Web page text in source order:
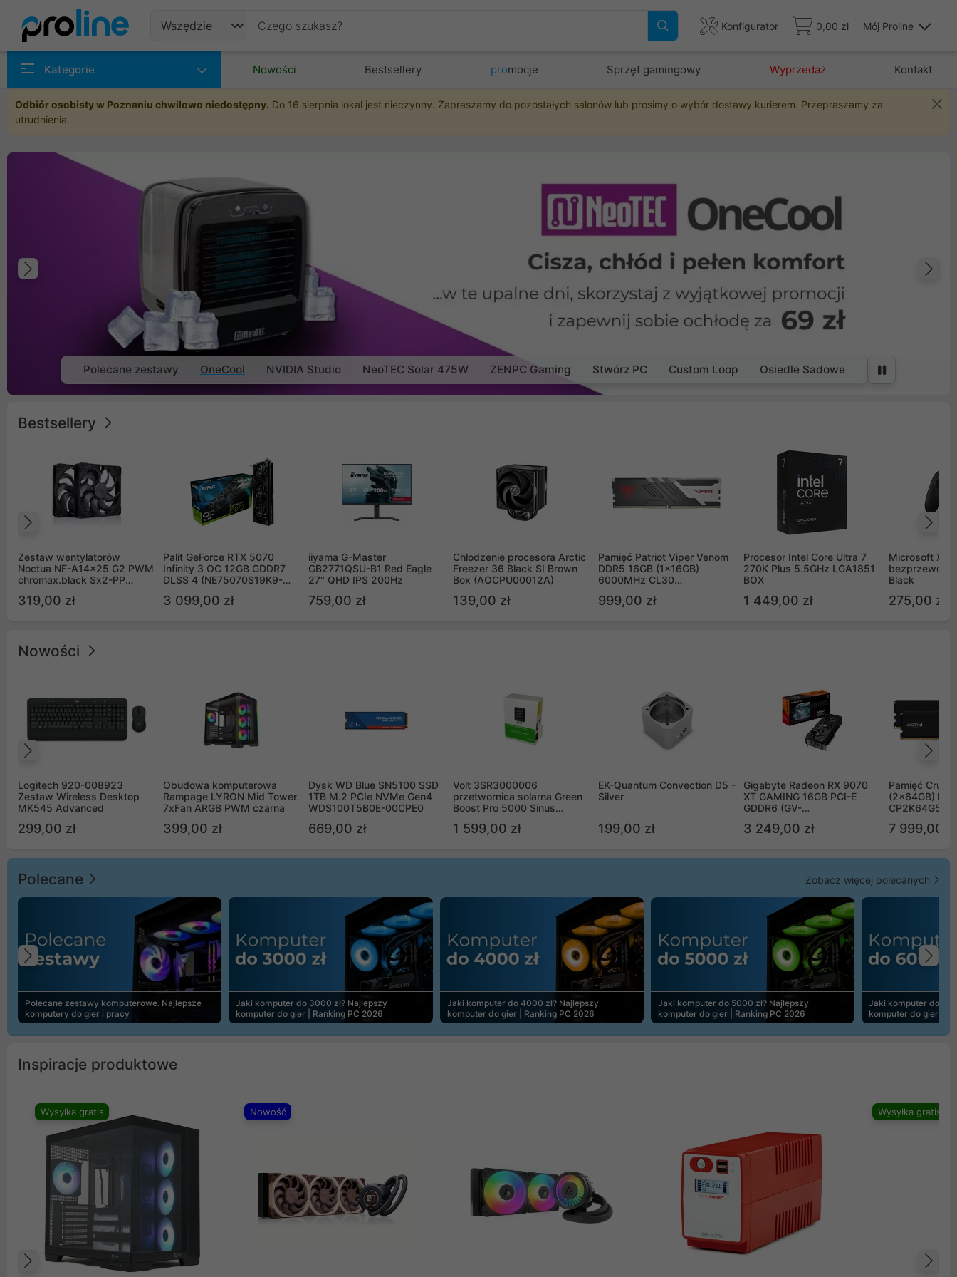
Konfigurator 0,00 zł Mój Proline
Kategorie Nowości Bestsellery promocje Sprzęt gamingowy Wyprzedaż Kontakt
Odbiór osobisty w Poznaniu chwilowo niedostępny. Do 16 sierpnia lokal jest nieczynny. Zapraszamy do pozostałych salonów lub prosimy o wybór dostawy kurierem. Przepraszamy za
utrudnienia.
Poprzedni
Polecane zestawy OneCool NVIDIA Studio NeoTEC Solar 475W ZENPC Gaming Stwórz PC Custom Loop Osiedle Sadowe
Bestsellery
Zestaw wentylatorów
Noctua NF-A14x25 G2 PWM
chromax.black Sx2-PP
(2szt)
319,00 zł
Palit GeForce RTX 5070
Infinity 3 OC 12GB GDDR7
DLSS 4 (NE75070S19K9-
3 099,00 zł
iiyama G-Master
GB2771QSU-B1 Red Eagle
27" QHD IPS 200Hz
759,00 zł
Chłodzenie procesora Arctic
Freezer 36 Black SI Brown
Box (AOCPU00012A)
139,00 zł
Pamięć Patriot Viper Venom
DDR5 16GB (1x16GB)
6000MHz CL30
999,00 zł
Procesor Intel Core Ultra 7
270K Plus 5.5GHz LGA1851
BOX
1 449,00 zł
Microsoft
Black
275,00 zł
Nowości
Logitech 920-008923
Zestaw Wireless Desktop
MK545 Advanced
299,00 zł
Obudowa komputerowa
Rampage LYRON Mid Tower
7xFan ARGB PWM czarna
399,00 zł
Dysk WD Blue SN5100 SSD
1TB M.2 PCIe NVMe Gen4
WDS100T5B0E-00CPE0
669,00 zł
Volt 3SR3000006
przetwornica solarna Green
Boost Pro 5000 Sinus
1 599,00 zł
EK-Quantum Convection D5 -
Silver
199,00 zł
Gigabyte Radeon RX 9070
XT GAMING 16GB PCI-E
GDDR6 (GV-
3 249,00 zł
Pamięć
(2x64GB)
7 999,00 zł
Polecane Zobacz więcej polecanych
Polecane zestawy komputerowe. Najlepsze
komputery do gier i pracy
Jaki komputer do 3000 zł? Najlepszy
komputer do gier | Ranking PC 2026
Jaki komputer do 4000 zł? Najlepszy
komputer do gier | Ranking PC 2026
Jaki komputer do 5000 zł? Najlepszy
komputer do gier | Ranking PC 2026
Jaki komputer do
komputer do gier |
Poprzedni
Inspiracje produktowe
Wysyłka gratis Nowość Wysyłka gratis